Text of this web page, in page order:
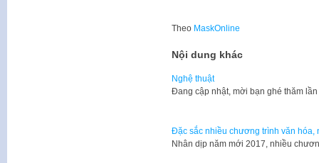
Theo MaskOnline
Nội dung khác
Nghệ thuật
​Đang cập nhật, mời bạn ghé thăm lần
Đặc sắc nhiều chương trình văn hóa,
Nhân dịp năm mới 2017, nhiều